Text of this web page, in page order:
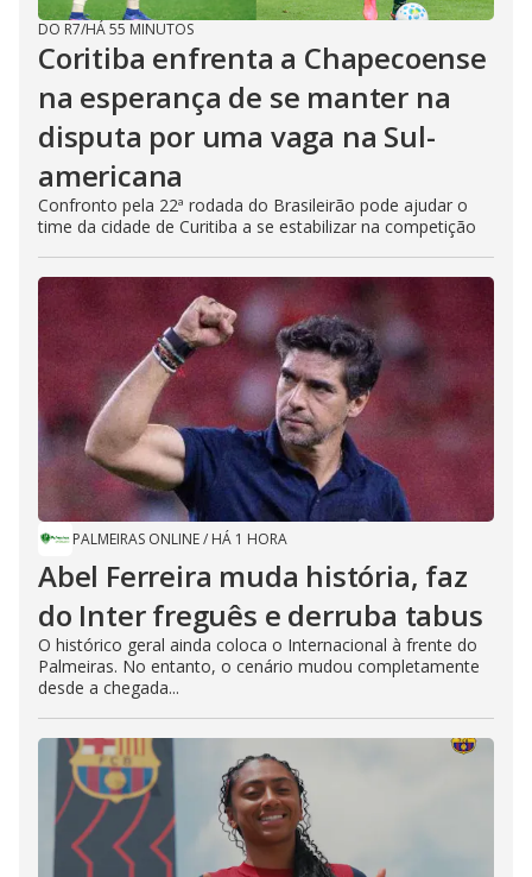
DO R7/HÁ 55 MINUTOS
Coritiba enfrenta a Chapecoense
na esperança de se manter na
disputa por uma vaga na Sul-
americana
Confronto pela 22ª rodada do Brasileirão pode ajudar o
time da cidade de Curitiba a se estabilizar na competição
PALMEIRAS ONLINE/ HÁ 1 HORA
Abel Ferreira muda história, faz
do Inter freguês e derruba tabus
O histórico geral ainda coloca o Internacional à frente do
Palmeiras. No entanto, o cenário mudou completamente
desde a chegada...